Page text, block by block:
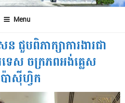
Menu
ជួបពិភាក្សាការងារជា
ទេស ចក្រភពអង់គ្លេស
ាស៊ីហ្វិក